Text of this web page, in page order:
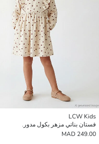
LCW Kids
فستان بناتي مزهر بكول مدور.
249.00 MAD